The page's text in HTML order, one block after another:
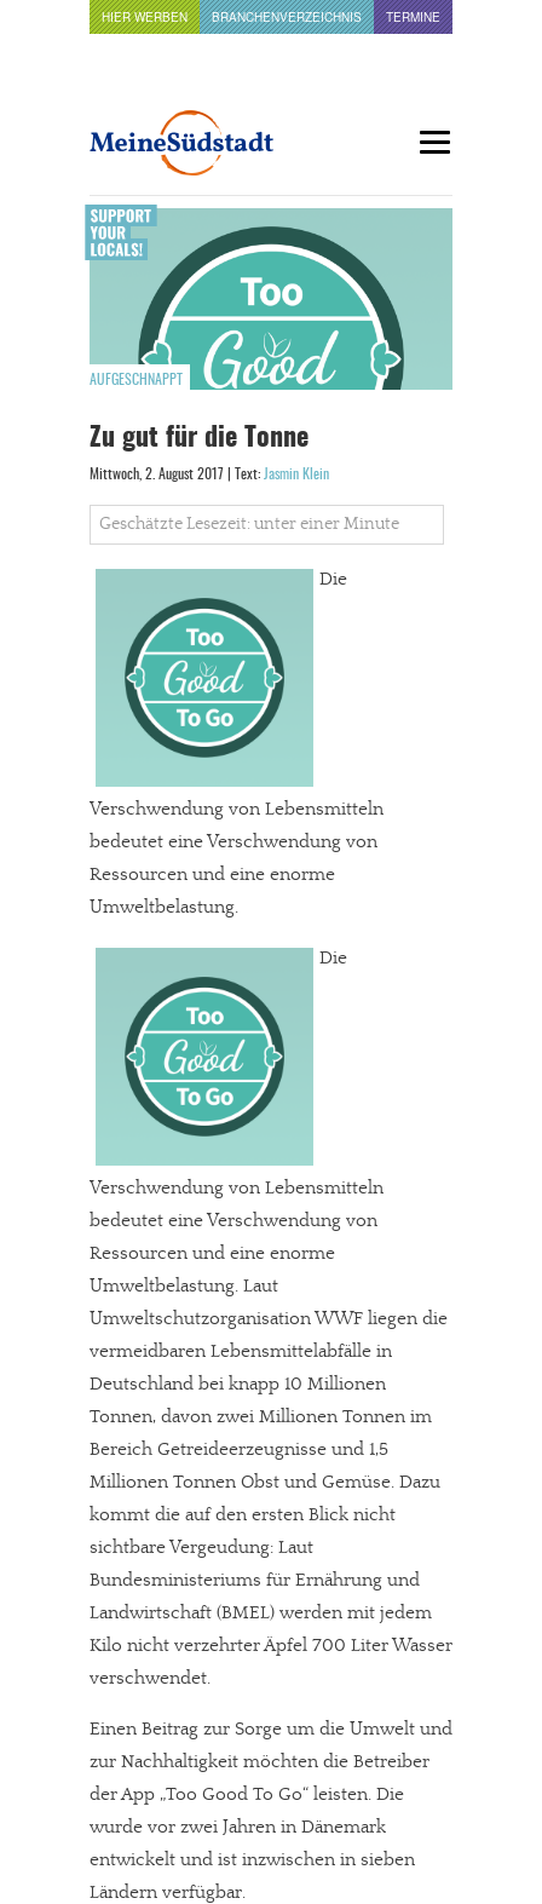
HIER WERBEN BRANCHENVERZEICHNIS TERMINE
AUFGESCHNAPPT
Zu gut für die Tonne
Mittwoch, 2. August 2017 | Text: Jasmin Klein
Geschätzte Lesezeit: unter einer Minute
Die
Verschwendung von Lebensmitteln
bedeutet eine Verschwendung von
Ressourcen und eine enorme
Umweltbelastung.
Die
Verschwendung von Lebensmitteln
bedeutet eine Verschwendung von
Ressourcen und eine enorme
Umweltbelastung. Laut
Umweltschutzorganisation WWF liegen die
vermeidbaren Lebensmittelabfälle in
Deutschland bei knapp 10 Millionen
Tonnen, davon zwei Millionen Tonnen im
Bereich Getreideerzeugnisse und 1,5
Millionen Tonnen Obst und Gemüse. Dazu
kommt die auf den ersten Blick nicht
sichtbare Vergeudung: Laut
Bundesministeriums für Ernährung und
Landwirtschaft (BMEL) werden mit jedem
Kilo nicht verzehrter Äpfel 700 Liter Wasser
verschwendet.
Einen Beitrag zur Sorge um die Umwelt und
zur Nachhaltigkeit möchten die Betreiber
der App „Too Good To Go“ leisten. Die
wurde vor zwei Jahren in Dänemark
entwickelt und ist inzwischen in sieben
Ländern verfügbar.